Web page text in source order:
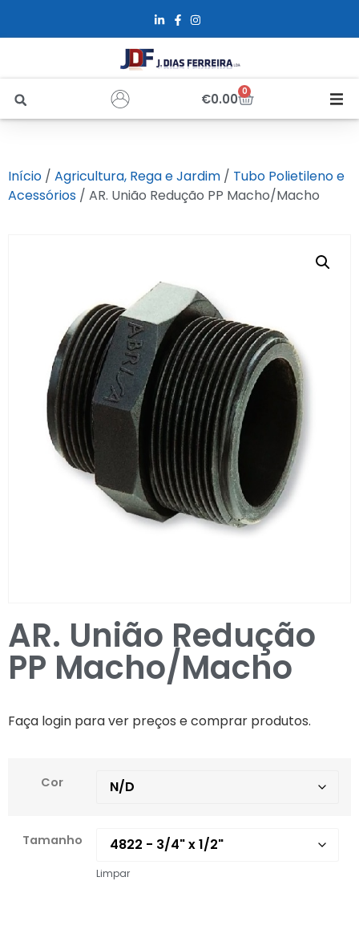
€0.00 0
Sobre Nós
Recrutamento
Contactos
Entrar / Registar
Início / Agricultura, Rega e Jardim / Tubo Polietileno e
Acessórios / AR. União Redução PP Macho/Macho
AR. União Redução
PP Macho/Macho
Faça login para ver preços e comprar produtos.
Cor
Tamanho
Limpar